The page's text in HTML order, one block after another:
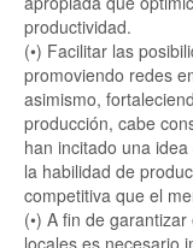
productividad.
(•) Facilitar las
promoviendo redes
asimismo,
producción, cabe
han incitado una
la habilidad de
competitiva que el
(•) A fin de
locales es necesario